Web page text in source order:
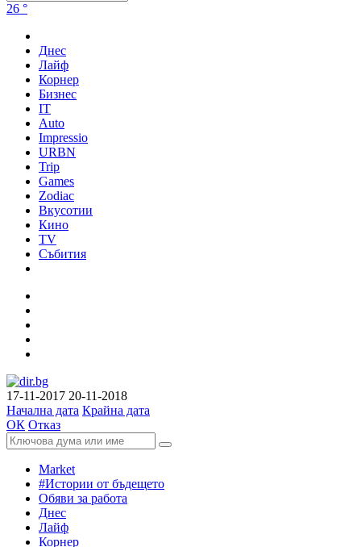
26 °
Днес
Лайф
Корнер
Бизнес
IT
Auto
Impressio
URBN
Trip
Games
Zodiac
Вкусотии
Кино
TV
Събития
17-11-2017 20-11-2018
Начална дата Крайна дата
ОК Отказ
Market
#Истории от бъдещето
Обяви за работа
Днес
Лайф
Корнер